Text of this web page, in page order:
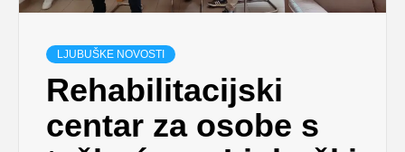
LJUBUŠKE NOVOSTI
Rehabilitacijski
centar za osobe s